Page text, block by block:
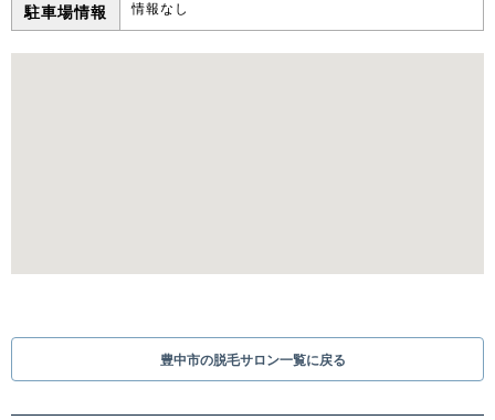
駐車場情報 情報なし
豊中市の脱毛サロン一覧に戻る